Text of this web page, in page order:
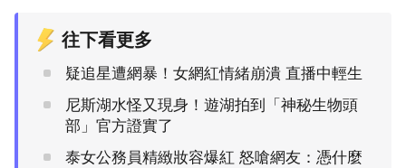
往下看更多
疑追星遭網暴！女網紅情緒崩潰 直播中輕生
尼斯湖水怪又現身！遊湖拍到「神秘生物頭
部」官方證實了
泰女公務員精緻妝容爆紅 怒嗆網友：憑什麼